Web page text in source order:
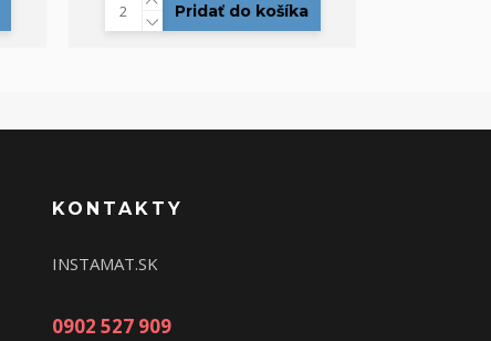
Pridať do košíka
KONTAKTY
INSTAMAT.SK
0902 527 909